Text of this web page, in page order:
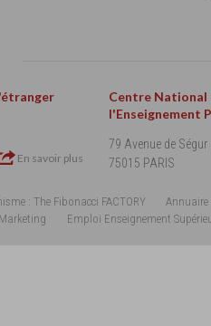
En savoir plus
Centre National
l'Enseignement
79 Avenue de Ségur
75015 PARIS
: The Fibonacci FACTORY
Annuaire
Emploi Enseignement